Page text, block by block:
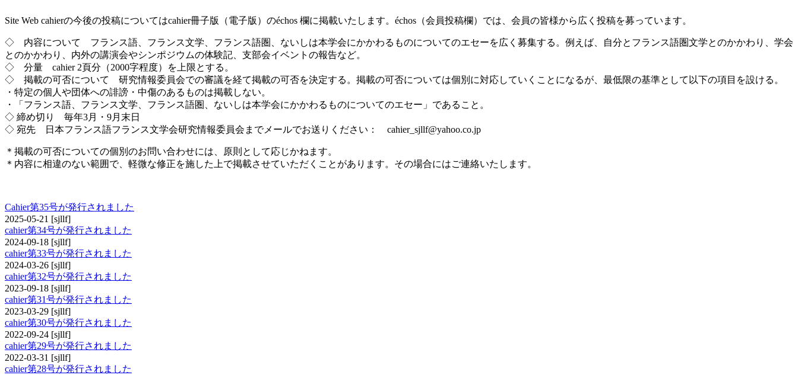
Site Web cahierの今後の投稿についてはcahier冊子版（電子版）のéchos 欄に掲載いたします。échos（会員投稿欄）では、会員の皆様から広く投稿を募っています。
◇ 内容について フランス語、フランス文学、フランス語圏、ないしは本学会にかかわるものについてのエセーを広く募集する。例えば、自分とフランス語圏文学とのかかわり、学会
とのかかわり、内外の講演会やシンポジウムの体験記、支部会イベントの報告など。
◇ 分量 cahier 2頁分（2000字程度）を上限とする。
◇ 掲載の可否について 研究情報委員会での審議を経て掲載の可否を決定する。掲載の可否については個別に対応していくことになるが、最低限の基準として以下の項目を設ける。
・特定の個人や団体への誹謗・中傷のあるものは掲載しない。
・「フランス語、フランス文学、フランス語圏、ないしは本学会にかかわるものについてのエセー」であること。
◇ 締め切り 毎年3月・9月末日
◇ 宛先 日本フランス語フランス文学会研究情報委員会までメールでお送りください： cahier_sjllf@yahoo.co.jp
＊掲載の可否についての個別のお問い合わせには、原則として応じかねます。
＊内容に相違のない範囲で、軽微な修正を施した上で掲載させていただくことがあります。その場合にはご連絡いたします。
Cahier第35号が発行されました
2025-05-21 [sjllf]
cahier第34号が発行されました
2024-09-18 [sjllf]
cahier第33号が発行されました
2024-03-26 [sjllf]
cahier第32号が発行されました
2023-09-18 [sjllf]
cahier第31号が発行されました
2023-03-29 [sjllf]
cahier第30号が発行されました
2022-09-24 [sjllf]
cahier第29号が発行されました
2022-03-31 [sjllf]
cahier第28号が発行されました